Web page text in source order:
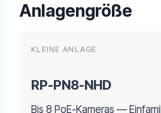
Anlagengröße
KLEINE ANLAGE
RP-PN8-NHD
Bis 8 PoE-Kameras —